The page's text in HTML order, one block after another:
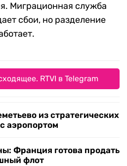
Миграционная служба
сбои, но разделение
RTVI в Telegram
из стратегических
аэропортом
Франция готова продать
флот